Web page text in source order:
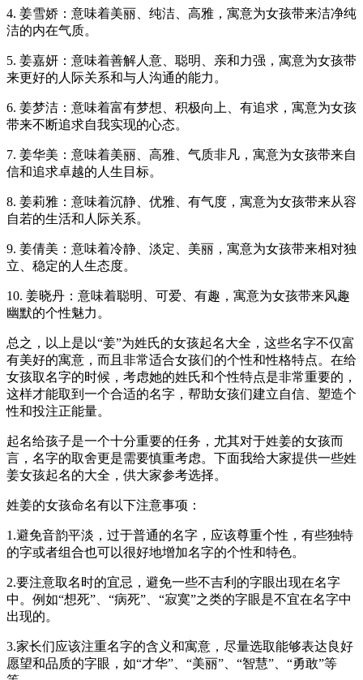
4. 姜雪娇：意味着美丽、纯洁、高雅，寓意为女孩带来洁净纯
洁的内在气质。
5. 姜嘉妍：意味着善解人意、聪明、亲和力强，寓意为女孩带
来更好的人际关系和与人沟通的能力。
6. 姜梦洁：意味着富有梦想、积极向上、有追求，寓意为女孩
带来不断追求自我实现的心态。
7. 姜华美：意味着美丽、高雅、气质非凡，寓意为女孩带来自
信和追求卓越的人生目标。
8. 姜莉雅：意味着沉静、优雅、有气度，寓意为女孩带来从容
自若的生活和人际关系。
9. 姜倩美：意味着冷静、淡定、美丽，寓意为女孩带来相对独
立、稳定的人生态度。
10. 姜晓丹：意味着聪明、可爱、有趣，寓意为女孩带来风趣
幽默的个性魅力。
总之，以上是以“姜”为姓氏的女孩起名大全，这些名字不仅富
有美好的寓意，而且非常适合女孩们的个性和性格特点。在给
女孩取名字的时候，考虑她的姓氏和个性特点是非常重要的，
这样才能取到一个合适的名字，帮助女孩们建立自信、塑造个
性和投注正能量。
起名给孩子是一个十分重要的任务，尤其对于姓姜的女孩而
言，名字的取舍更是需要慎重考虑。下面我给大家提供一些姓
姜女孩起名的大全，供大家参考选择。
姓姜的女孩命名有以下注意事项：
1.避免音韵平淡，过于普通的名字，应该尊重个性，有些独特
的字或者组合也可以很好地增加名字的个性和特色。
2.要注意取名时的宜忌，避免一些不吉利的字眼出现在名字
中。例如“想死”、“病死”、“寂寞”之类的字眼是不宜在名字中
出现的。
3.家长们应该注重名字的含义和寓意，尽量选取能够表达良好
愿望和品质的字眼，如“才华”、“美丽”、“智慧”、“勇敢”等